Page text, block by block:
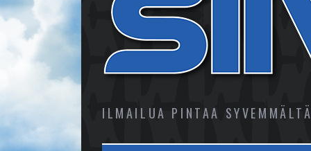
ILMAILUA PINTAA